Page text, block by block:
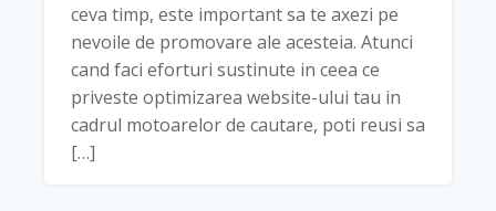
ceva timp, este important sa te axezi pe
nevoile de promovare ale acesteia. Atunci
cand faci eforturi sustinute in ceea ce
priveste optimizarea website-ului tau in
cadrul motoarelor de cautare, poti reusi sa
[…]